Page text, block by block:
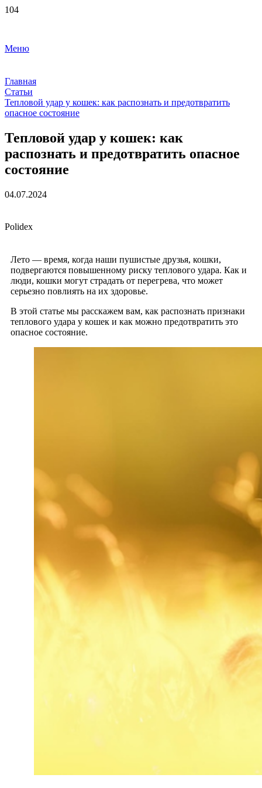
Меню
Главная
Статьи
Тепловой удар у кошек: как распознать и предотвратить
опасное состояние
Тепловой удар у кошек: как
распознать и предотвратить опасное
состояние
04.07.2024
Polidex
Лето — время, когда наши пушистые друзья, кошки,
подвергаются повышенному риску теплового удара. Как и
люди, кошки могут страдать от перегрева, что может
серьезно повлиять на их здоровье.
В этой статье мы расскажем вам, как распознать признаки
теплового удара у кошек и как можно предотвратить это
опасное состояние.